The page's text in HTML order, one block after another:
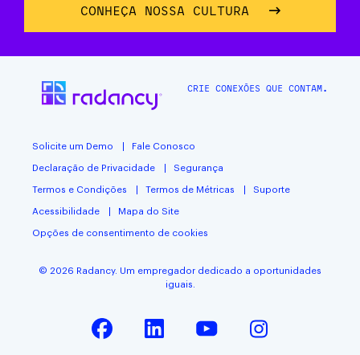
CONHEÇA NOSSA CULTURA
CRIE CONEXÕES QUE CONTAM.
Solicite um Demo Fale Conosco
Declaração de Privacidade Segurança
Termos e Condições Termos de Métricas Suporte
Acessibilidade Mapa do Site
Opções de consentimento de cookies
© 2026 Radancy. Um empregador dedicado a oportunidades
iguais.